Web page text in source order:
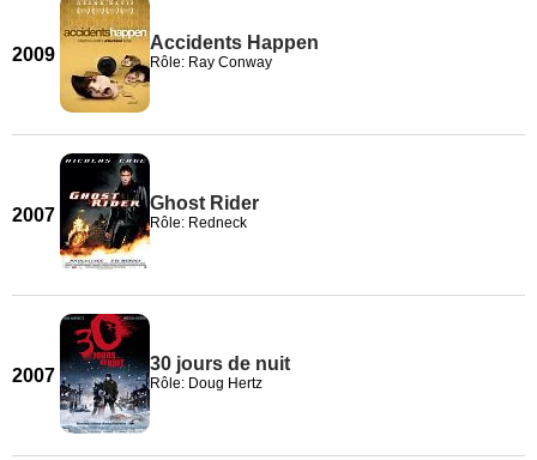
2009
Accidents Happen
Rôle: Ray Conway
2007
Ghost Rider
Rôle: Redneck
2007
30 jours de nuit
Rôle: Doug Hertz